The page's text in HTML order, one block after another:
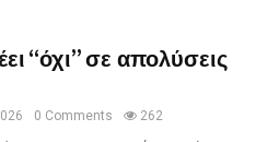
“όχι” σε απολύσεις
0 Comments 262